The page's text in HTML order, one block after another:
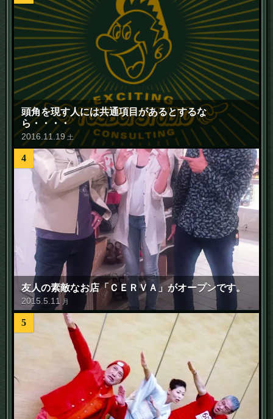
頭角を現す人には共通項目があるとするな
ら・・・・
2016 11 19 土
4
友人の素敵なお店「ＣＥＲＶＡ」がオープンです。
2015 5 11 月
5